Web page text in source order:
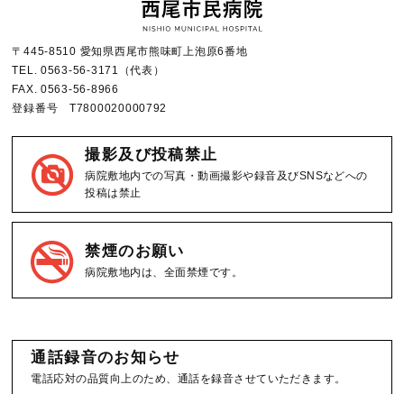
〒445-8510 愛知県西尾市熊味町上泡原6番地
TEL.0563-56-3171
（代表）
FAX.0563-56-8966
登録番号 T7800020000792
撮影及び投稿禁止
病院敷地内での写真・動画撮影や録音及びSNSなどへの
投稿は禁止
禁煙のお願い
病院敷地内は、全面禁煙です。
通話録音のお知らせ
電話応対の品質向上のため、通話を録音させていただきます。